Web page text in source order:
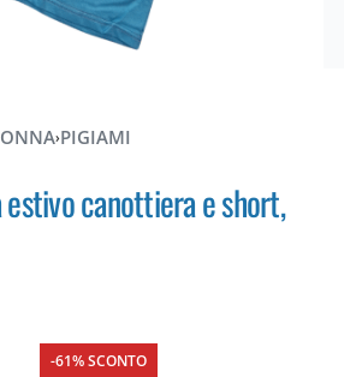
›PIGIAMI
estivo canottiera e short,
-61% SCONTO